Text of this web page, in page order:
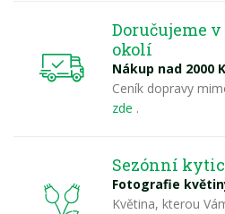
Doručujeme
okolí
Nákup nad 2000
Ceník dopravy
zde .
Sezónní
Fotografie
Květina, kterou